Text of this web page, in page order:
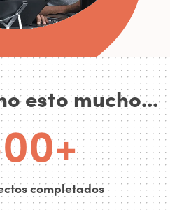
esto mucho...
0
0
0
0+
completados
0